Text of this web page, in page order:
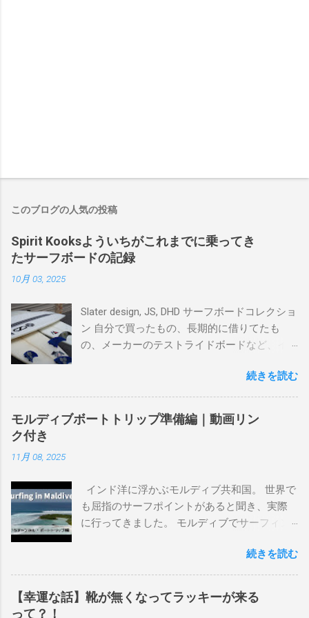
このブログの人気の投稿
Spirit Kooksよういちがこれまでに乗ってき
たサーフボードの記録
10月 03, 2025
Slater design, JS, DHD サーフボードコレクショ
ン 自分で買ったもの、長期的に借りてたも
の、メーカーのテストライドボードなど、イ
を書き残しているページです。 記録と残して
るので、過去のボードたちはもうすでに人に
譲って、手元に無いのがほとんどだけど。 色
んなサーフボードに乗って、サーフィンの世
ーメイドビーチ 最もロングライドしてきたポ
イント スナッパー、レインボーベイ、グリ
ーンマウント、クーリービーチ、キラ、レノ
狙っているポイント バーレー、キラ、レイ
ンボーベイ、クーリービーチ 絶対に入りたい
ポイント ベルズビーチ、グレートオーシャ
続きを読む
モルディブボートトリップ準備編｜動画リン
ク付き
11月 08, 2025
インド洋に浮かぶモルディブ共和国。 世界で
も屈指のサーフポイントがあると聞き、実際
に行ってきました。 モルディブでサーフィン
テルやリゾートに滞在して目の前のブレイク
を独占するスタイル。もうひとつが、複数の
ポイントを巡る「ボートトリップ」です。 今
回はそのボートトリップで、時間と空間の贅
続きを読む
【幸運な話】靴が無くなってラッキーが来る
って？！